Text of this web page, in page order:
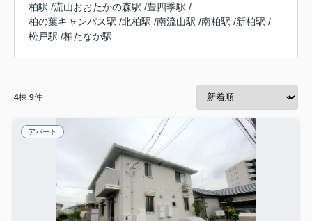
柏駅 /流山おおたかの森駅 /豊四季駅 /
柏の葉キャンパス駅 /北柏駅 /南流山駅 /南柏駅 /新柏駅 /
松戸駅 /柏たなか駅
4棟 9件
アパート